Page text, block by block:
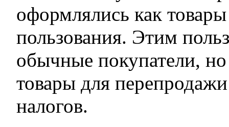
оформлялись как
пользования. Этим
обычные покупатели, но
товары для
налогов.